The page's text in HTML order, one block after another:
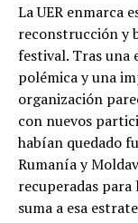
La UER enmarca
reconstrucción y
festival. Tras una
polémica y una
organización
con nuevos
habían quedado
Rumanía y
recuperadas para
suma a esa